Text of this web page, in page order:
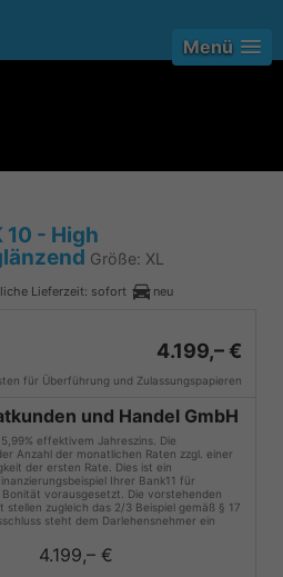
Menü
10 - High
Größe: XL
Lieferzeit: sofort neu
4.199,– €
für Überführung und Zulassungspapieren
und Handel GmbH
effektivem Jahreszins. Die
Anzahl der monatlichen Raten zzgl. einer
der ersten Rate. Dies ist ein
Ihrer Bank11 für
Bonität vorausgesetzt. Die vorstehenden
stellen zugleich das 2/3 Beispiel gemäß § 17
steht dem Darlehensnehmer ein
4.199,– €